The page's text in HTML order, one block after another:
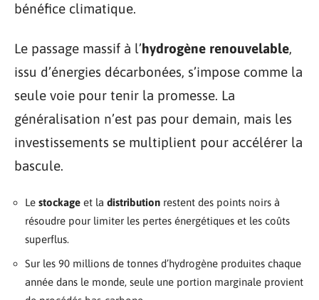
bénéfice climatique.
Le passage massif à l’hydrogène renouvelable,
issu d’énergies décarbonées, s’impose comme la
seule voie pour tenir la promesse. La
généralisation n’est pas pour demain, mais les
investissements se multiplient pour accélérer la
bascule.
Le stockage et la distribution restent des points noirs à
résoudre pour limiter les pertes énergétiques et les coûts
superflus.
Sur les 90 millions de tonnes d’hydrogène produites chaque
année dans le monde, seule une portion marginale provient